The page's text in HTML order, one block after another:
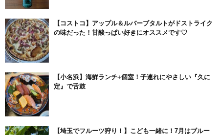
【コストコ】アップル＆ルバーブタルトがドストライク
の味だった！甘酸っぱい好きにオススメです♡
【小名浜】海鮮ランチ+個室！子連れにやさしい『久に
定』で舌鼓
【埼玉でフルーツ狩り！】こども一緒に！7月はブルー